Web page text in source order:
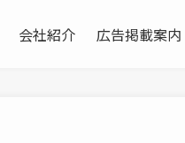
会社紹介 広告掲載案内